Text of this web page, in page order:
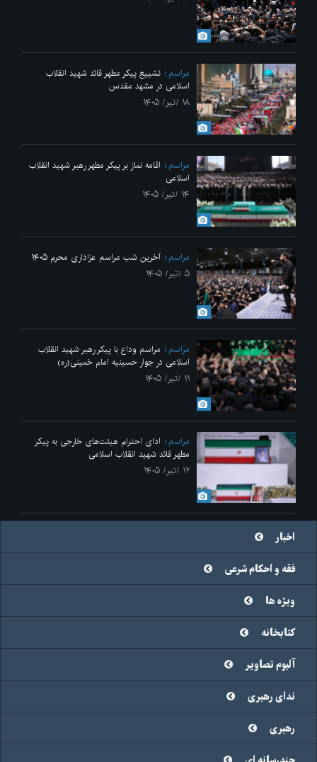
مراسم
تشییع پیکر مطهر قائد شهید انقلاب
اسلامی در مشهد مقدس
۱۸ /تیر/ ۱۴۰۵
مراسم
اقامه نماز بر پیکر مطهر رهبر شهید انقلاب
اسلامی
۱۴ /تیر/ ۱۴۰۵
مراسم
آخرین شب مراسم عزاداری محرم ۱۴۰۵
۵ /تیر/ ۱۴۰۵
مراسم
مراسم وداع با پیکر رهبر شهید انقلاب
اسلامی در جوار حسینیه امام خمینی(ره)
۱۱ /تیر/ ۱۴۰۵
مراسم
ادای احترام هیئت‌های خارجی به پیکر
مطهر قائد شهید انقلاب اسلامی
۱۲ /تیر/ ۱۴۰۵
اخبار
فقه و احکام شرعی
ویژه ها
کتابخانه
آلبوم تصاویر
ندای رهبری
رهبری